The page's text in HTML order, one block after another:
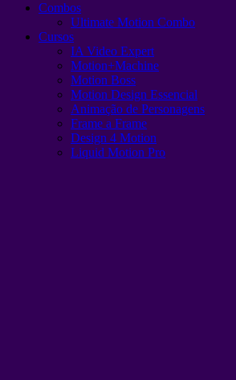
Combos
Ultimate Motion Combo
Cursos
IA Video Expert
Motion+Machine
Motion Boss
Motion Design Essencial
Animação de Personagens
Frame a Frame
Design 4 Motion
Liquid Motion Pro